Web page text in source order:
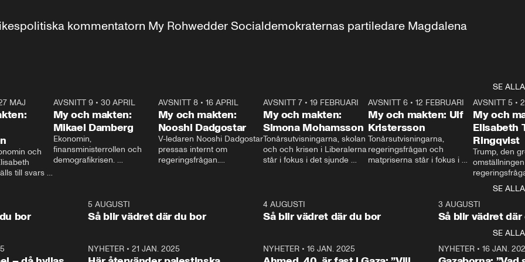
kommentatorn My Rohwedder Socialdemokraternas partiledare Magdalena
SE ALLA
MAJ
och
till svars
AVSNITT 9• 30 APRIL
My och makten:
Mikael Damberg
Ekonomin,
finansministerrollen och
demografikrisen.
och Makten.
AVSNITT 8• 16 APRIL
My och makten:
Nooshi Dadgostar
V-ledaren Nooshi Dadgostar
pressas internt om
regeringsfrågan.
– Vi ställer upp i val. Ska vi
vara med så sitter vi förstås
24:30
AVSNITT 7• 19 FEBRUARI
My och makten:
Simona Mohamsson
Tonårsutvisningarna, skolan
och och krisen i Liberalerna
står i fokus i det sjunde
kommentator My
Rohwedder ställer
utbildnings- och
Mohamsson till svars.
27:30
AVSNITT 6 •12 FEBRUARI
My och makten: Ulf
Kristersson
Tonårsutvisningarna,
regeringsfrågan och
matpriserna står i fokus i
Rohwedder ställer
statsminister Ulf Kristersson
AVSNITT 5 •
My och
Elisabeth
Ringqvist
Trump, den
centrum i
avsnittet av
Makten”. Se
Aftonbladets
Rohwedder
Thand Ring
SE ALLA
1:06
bor
5 AUGUSTI
Så blir vädret där du bor
4 AUGUSTI
Så blir vädret där du bor
3 AUGUSTI
Så blir vädret där
SE ALLA
NYHETER •21 JAN. 2025 NYHETER• 16 JAN. 2025 NYHETER• 16 JAN.